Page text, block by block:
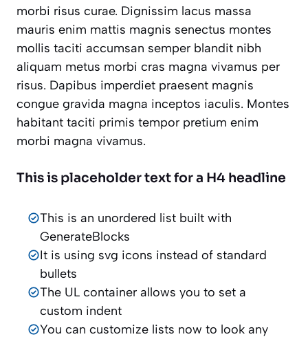
morbi risus curae. Dignissim lacus massa
mauris enim mattis magnis senectus montes
mollis taciti accumsan semper blandit nibh
aliquam metus morbi cras magna vivamus per
risus. Dapibus imperdiet praesent magnis
congue gravida magna inceptos iaculis. Montes
habitant taciti primis tempor pretium enim
morbi magna vivamus.
This is placeholder text for a H4 headline
This is an unordered list built with
GenerateBlocks
It is using svg icons instead of standard
bullets
The UL container allows you to set a
custom indent
You can customize lists now to look any